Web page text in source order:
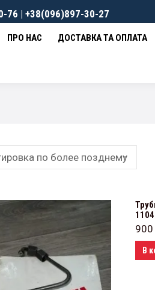
76 | +38(096)897-30-27
ПРО НАС ДОСТАВКА ТА ОПЛАТА
900
В
ВІДГУКИ НОВИНИ